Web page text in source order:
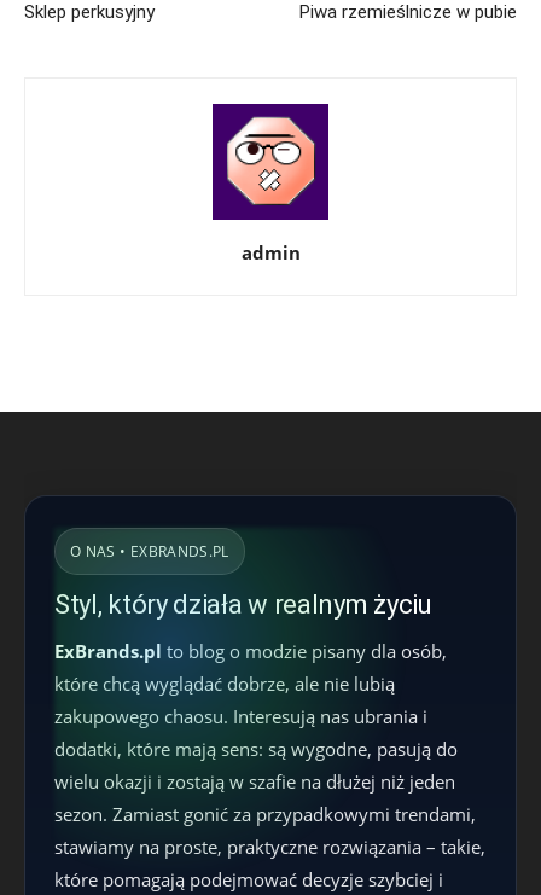
Sklep perkusyjny Piwa rzemieślnicze w pubie
admin
O NAS • EXBRANDS.PL
Styl, który działa w realnym życiu
ExBrands.pl to blog o modzie pisany dla osób,
które chcą wyglądać dobrze, ale nie lubią
zakupowego chaosu. Interesują nas ubrania i
dodatki, które mają sens: są wygodne, pasują do
wielu okazji i zostają w szafie na dłużej niż jeden
sezon. Zamiast gonić za przypadkowymi trendami,
stawiamy na proste, praktyczne rozwiązania – takie,
które pomagają podejmować decyzje szybciej i